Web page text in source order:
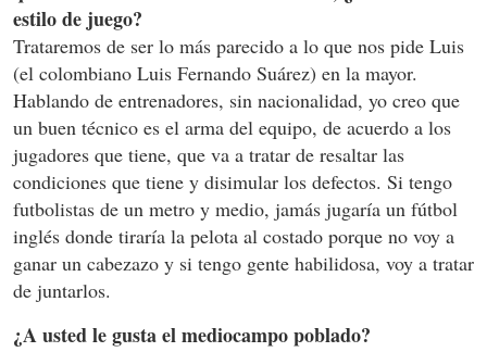
estilo de juego?
Trataremos de ser lo más parecido a lo que nos pide Luis
(el colombiano Luis Fernando Suárez) en la mayor.
Hablando de entrenadores, sin nacionalidad, yo creo que
un buen técnico es el arma del equipo, de acuerdo a los
jugadores que tiene, que va a tratar de resaltar las
condiciones que tiene y disimular los defectos. Si tengo
futbolistas de un metro y medio, jamás jugaría un fútbol
inglés donde tiraría la pelota al costado porque no voy a
ganar un cabezazo y si tengo gente habilidosa, voy a tratar
de juntarlos.
¿A usted le gusta el mediocampo poblado?